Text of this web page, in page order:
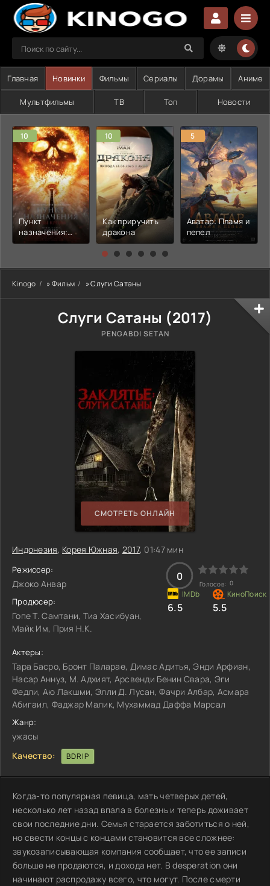
Главная Новинки Фильмы Сериалы Дорамы Аниме
Мультфильмы ТВ Топ Новости
10
Пункт
назначения:
Узы крови
10
Как приручить
дракона
5
Аватар: Пламя и
пепел
Kinogo »Фильм » Слуги Сатаны
Слуги Сатаны (2017)
PENGABDI SETAN
СМОТРЕТЬ ОНЛАЙН
Индонезия, Корея Южная, 2017, 01:47 мин
Режиссер:
Джоко Анвар
Продюсер:
Гопе Т. Самтани, Тиа Хасибуан,
Майк Им, Прия Н.К.
0
Голосов: 0
6.5 5.5
Актеры:
Тара Басро, Бронт Паларае, Димас Адитья, Энди Арфиан,
Насар Аннуз, М. Адхият, Арсвенди Бенин Свара, Эги
Федли, Аю Лакшми, Элли Д. Лусан, Фачри Албар, Асмара
Абигаил, Фаджар Малик, Мухаммад Даффа Марсал
Жанр:
ужасы
Качество:
BDRIP
Когда-то популярная певица, мать четверых детей,
несколько лет назад впала в болезнь и теперь доживает
свои последние дни. Семья старается заботиться о ней,
но свести концы с концами становится все сложнее:
звукозаписывающая компания сообщает, что ее записи
больше не продаются, и дохода нет. В desperation они
начинают распродажу всего, что могут. После смерти